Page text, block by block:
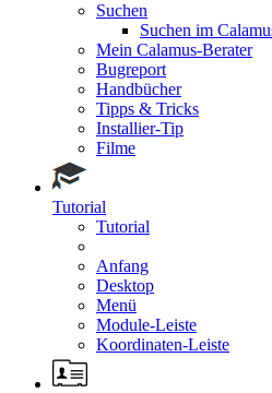
Suchen
Suchen im
Mein Calamus-Berater
Bugreport
Handbücher
Tipps & Tricks
Installier-Tip
Filme
Tutorial
Tutorial
Anfang
Desktop
Menü
Module-Leiste
Koordinaten-Leiste